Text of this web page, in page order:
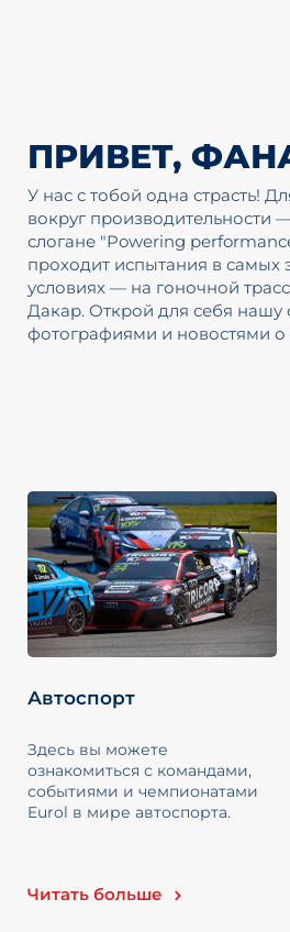
ПРИВЕТ,
У нас с тобой одна страсть!
вокруг производительности
слогане "Powering
проходит испытания в самых
условиях — на гоночной
Дакар. Открой для себя нашу
фотографиями и новостями о
Автоспорт
Здесь вы можете
ознакомиться с командами,
событиями и чемпионатами
Eurol в мире автоспорта.
Читать больше